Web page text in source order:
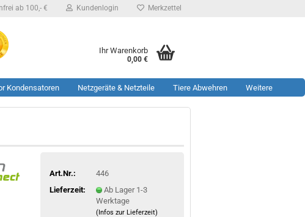
ab 100,- € Kundenlogin Merkzettel
Ihr Warenkorb
0,00 €
Kondensatoren Netzgeräte & Netzteile Tiere Abwehren Weitere
Art.Nr.:
446
Lieferzeit:
Ab Lager 1-3
Werktage
(Infos zur Lieferzeit)